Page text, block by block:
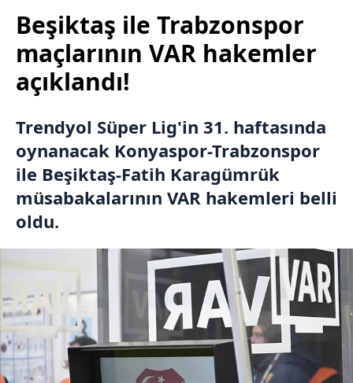
Beşiktaş ile Trabzonspor
maçlarının VAR hakemler
açıklandı!
Trendyol Süper Lig'in 31. haftasında
oynanacak Konyaspor-Trabzonspor
ile Beşiktaş-Fatih Karagümrük
müsabakalarının VAR hakemleri belli
oldu.